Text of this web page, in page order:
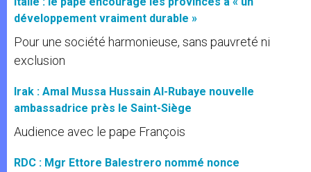
développement vraiment durable »
Pour une société harmonieuse, sans pauvreté ni
exclusion
Irak : Amal Mussa Hussain Al-Rubaye nouvelle
ambassadrice près le Saint-Siège
Audience avec le pape François
RDC : Mgr Ettore Balestrero nommé nonce